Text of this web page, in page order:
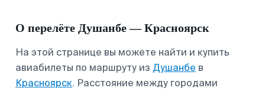
О перелёте Душанбе — Красноярск
На этой странице вы можете найти и купить
авиабилеты по маршруту из Душанбе в
Красноярск. Расстояние между городами